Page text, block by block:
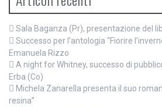
Sala Baganza (Pr), presentazione del
Successo per l’antologia “Fiorire
Emanuela Rizzo
A night for Whitney, successo di
Erba (Co)
Michela Zanarella presenta il suo
resina”